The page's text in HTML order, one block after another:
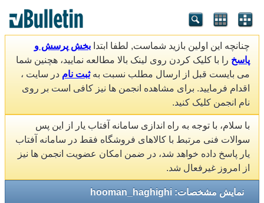
چنانچه این اولین بازید شماست, لطفا ابتدا بخش پرسش و
پاسخ را با کلیک کردن روی لینک بالا مطالعه نمایید، هچنین شما
می بایست قبل از ارسال مطلب نسبت بهثبت نام در سایت ،
اقدام فرمایید. برای مشاهده انجمن ها نیز کافی است بر روی
نام انجمن کلیک کنید.
با سلام، با توجه به راه اندازی سامانه آفتاب یار از این پس
سوالات فنی مرتبط با کالاهای فروشگاه فقط در سامانه آفتاب
یار پاسخ داده خواهد شد، در ضمن امکان عضویت انجمن ها نیز
از امروز غیرفعال شد.
نمایش مشخصات: hooman_haghighi